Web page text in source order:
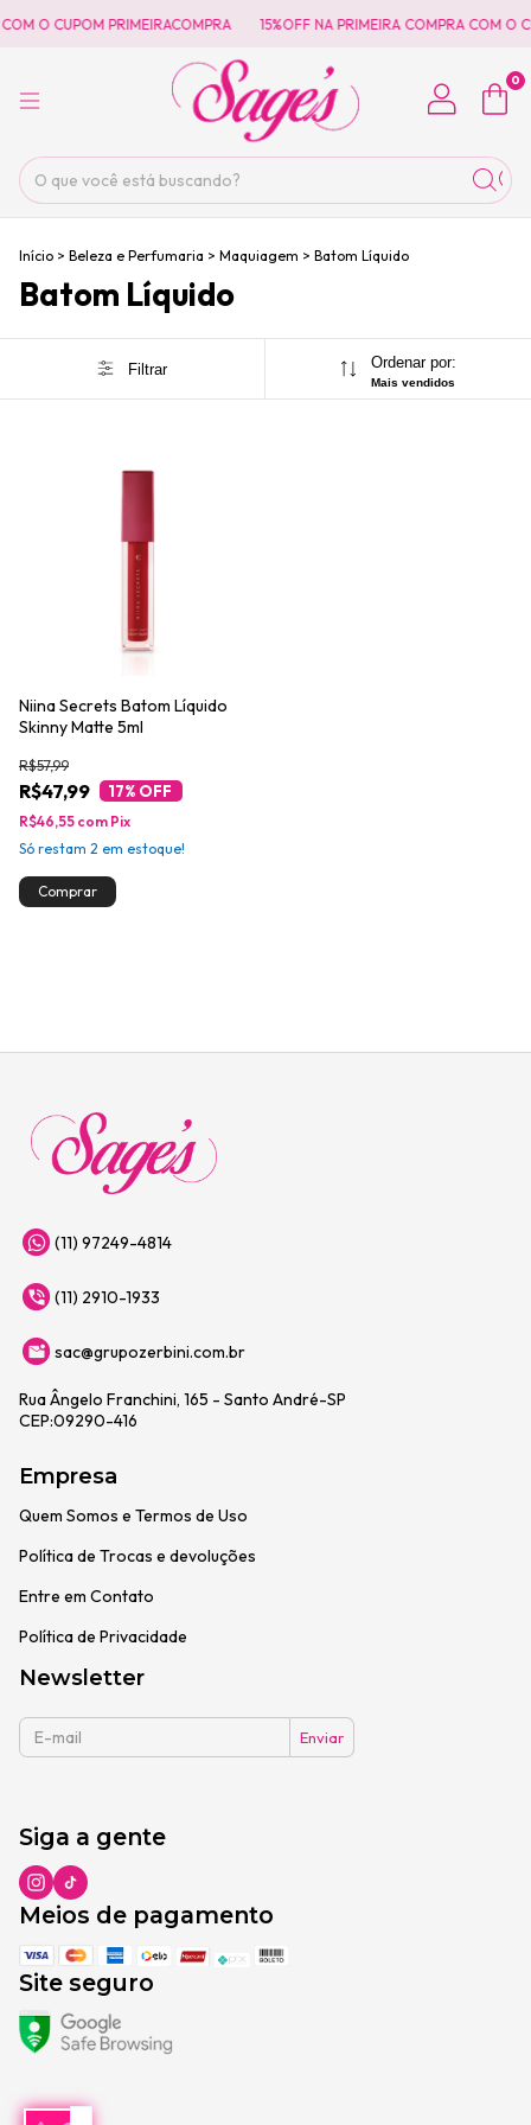
O CUPOM PRIMEIRACOMPRA 15%OFF NA PRIMEIRA COMPRA COM O
0
Início > Beleza e Perfumaria > Maquiagem > Batom Líquido
Batom Líquido
Filtrar Ordenar por:
Mais vendidos
Niina Secrets Batom Líquido
Skinny Matte 5ml
R$47,99
R$57,99
17% OFF
R$46,55 com Pix
Só restam 2 em estoque!
Comprar
(11) 97249-4814
(11) 2910-1933
sac@grupozerbini.com.br
Rua Ângelo Franchini, 165 - Santo André-SP
CEP:09290-416
Empresa
Quem Somos e Termos de Uso
Política de Trocas e devoluções
Entre em Contato
Política de Privacidade
Newsletter
Siga a gente
Meios de pagamento
Site seguro